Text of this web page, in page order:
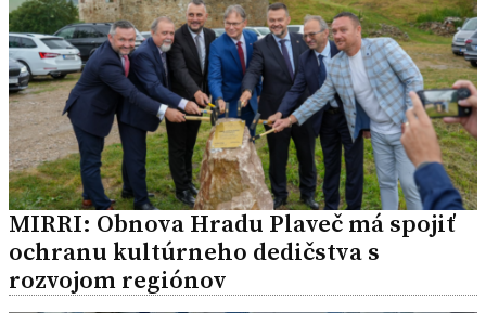
MIRRI: Obnova Hradu Plaveč má spojiť
ochranu kultúrneho dedičstva s
rozvojom regiónov